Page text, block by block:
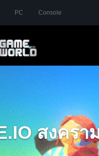
PC Console
สงคร